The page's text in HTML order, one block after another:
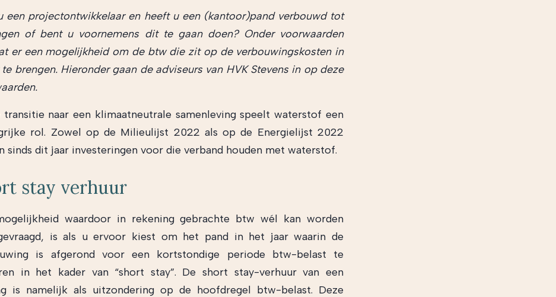
een projectontwikkelaar en heeft u een (kantoor)pand verbouwd tot
of bent u voornemens dit te gaan doen? Onder voorwaarden
er een mogelijkheid om de btw die zit op de verbouwingskosten in
brengen. Hieronder gaan de adviseurs van HVK Stevens in op deze
transitie naar een klimaatneutrale samenleving speelt waterstof een
rol. Zowel op de Milieulijst 2022 als op de Energielijst 2022
sinds dit jaar investeringen voor die verband houden met waterstof.
stay verhuur
waardoor in rekening gebrachte btw wél kan worden
is als u ervoor kiest om het pand in het jaar waarin de
is afgerond voor een kortstondige periode btw-belast te
in het kader van “short stay”. De short stay-verhuur van een
is namelijk als uitzondering op de hoofdregel btw-belast. Deze